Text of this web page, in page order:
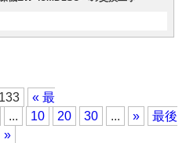
« 最
... 10 20 30 ... »
最後
»